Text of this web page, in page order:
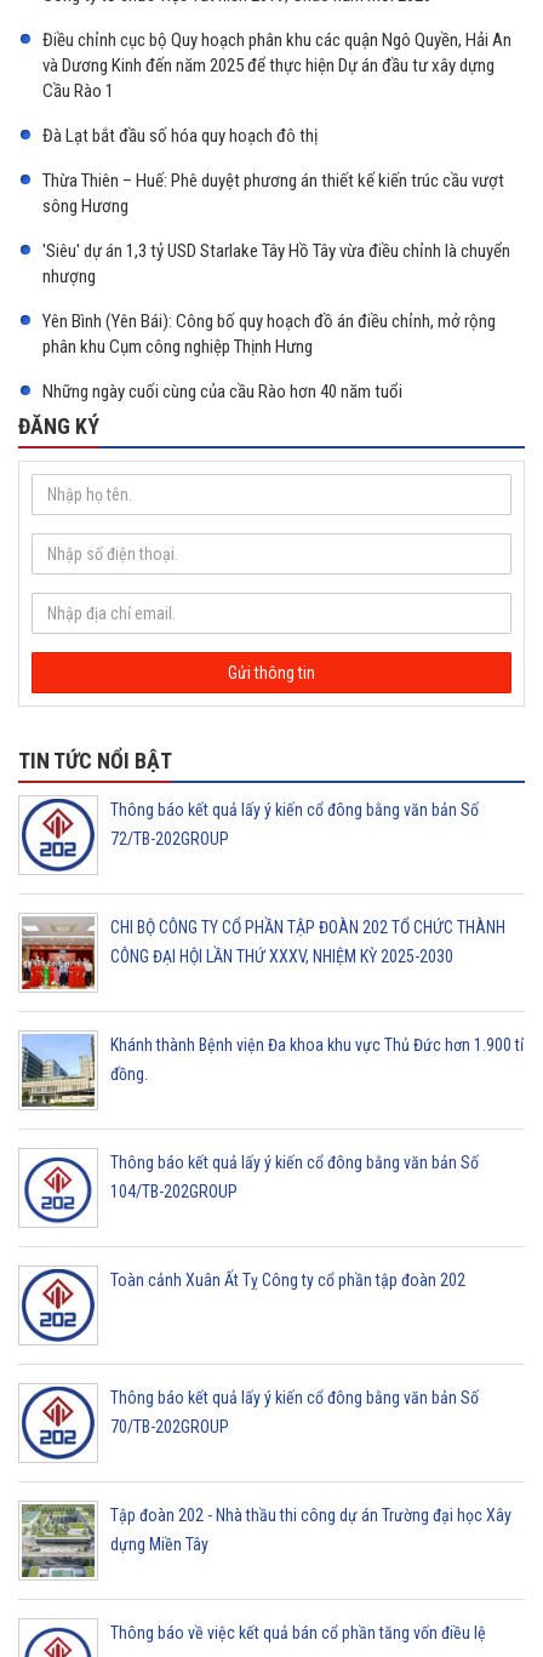
Điều chỉnh cục bộ Quy hoạch phân khu các quận Ngô Quyền, Hải An
và Dương Kinh đến năm 2025 để thực hiện Dự án đầu tư xây dựng
Cầu Rào 1
Đà Lạt bắt đầu số hóa quy hoạch đô thị
Thừa Thiên – Huế: Phê duyệt phương án thiết kế kiến trúc cầu vượt
sông Hương
'Siêu' dự án 1,3 tỷ USD Starlake Tây Hồ Tây vừa điều chỉnh là chuyển
nhượng
Yên Bình (Yên Bái): Công bố quy hoạch đồ án điều chỉnh, mở rộng
phân khu Cụm công nghiệp Thịnh Hưng
Những ngày cuối cùng của cầu Rào hơn 40 năm tuổi
ĐĂNG KÝ
TIN TỨC NỔI BẬT
Thông báo kết quả lấy ý kiến cổ đông bằng văn bản Số
72/TB-202GROUP
CHI BỘ CÔNG TY CỔ PHẦN TẬP ĐOÀN 202 TỔ CHỨC THÀNH
CÔNG ĐẠI HỘI LẦN THỨ XXXV, NHIỆM KỲ 2025-2030
Khánh thành Bệnh viện Đa khoa khu vực Thủ Đức hơn 1.900 tỉ
đồng.
Thông báo kết quả lấy ý kiến cổ đông bằng văn bản Số
104/TB-202GROUP
Toàn cảnh Xuân Ất Tỵ Công ty cổ phần tập đoàn 202
Thông báo kết quả lấy ý kiến cổ đông bằng văn bản Số
70/TB-202GROUP
Tập đoàn 202 - Nhà thầu thi công dự án Trường đại học Xây
dựng Miền Tây
Thông báo về việc kết quả bán cổ phần tăng vốn điều lệ